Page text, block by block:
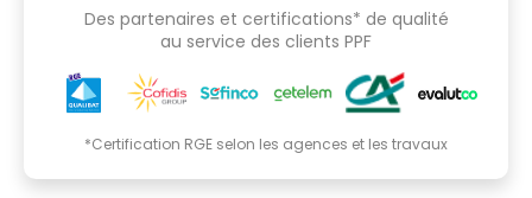
Des partenaires et certifications* de qualité
au service des clients PPF
*Certification RGE selon les agences et les travaux